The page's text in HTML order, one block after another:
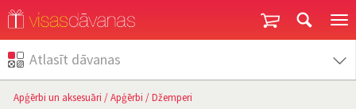
Atlasīt dāvanas
Apģērbi un aksesuāri /Apģērbi /Džemperi